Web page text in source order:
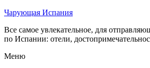
Чарующая Испания
Все самое увлекательное, для
по Испании: отели,
Меню